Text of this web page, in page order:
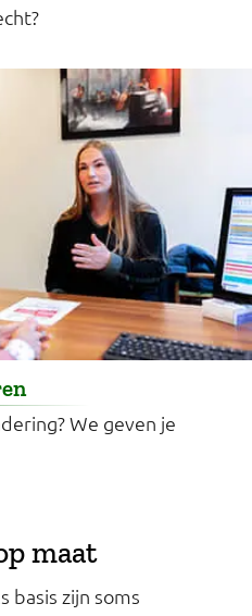
We geven je
maat
basis zijn soms